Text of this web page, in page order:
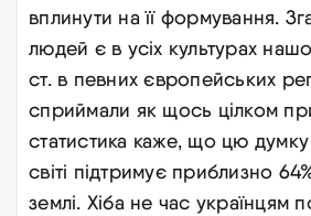
вплинути на її формування.
людей є в усіх культурах
ст. в певних європейських
сприймали як щось цілком
статистика каже, що цю
світі підтримує приблизно
землі. Хіба не час українцям